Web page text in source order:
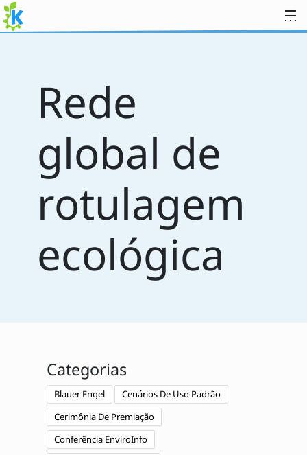
Ir para o conteúdo
Rede
global de
rotulagem
ecológica
Categorias
Blauer Engel
Cenários De Uso Padrão
Cerimônia De Premiação
Conferência EnviroInfo